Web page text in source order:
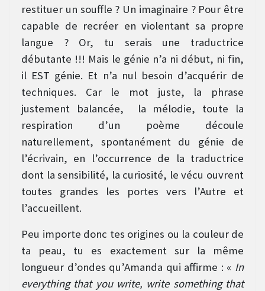
restituer un souffle ? Un imaginaire ? Pour être
capable de recréer en violentant sa propre
langue ? Or, tu serais une traductrice
débutante !!! Mais le génie n’a ni début, ni fin,
il EST génie. Et n’a nul besoin d’acquérir de
techniques. Car le mot juste, la phrase
justement balancée, la mélodie, toute la
respiration d’un poème découle
naturellement, spontanément du génie de
l’écrivain, en l’occurrence de la traductrice
dont la sensibilité, la curiosité, le vécu ouvrent
toutes grandes les portes vers l’Autre et
l’accueillent.
Peu importe donc tes origines ou la couleur de
ta peau, tu es exactement sur la même
longueur d’ondes qu’Amanda qui affirme : « In
everything that you write, write something that